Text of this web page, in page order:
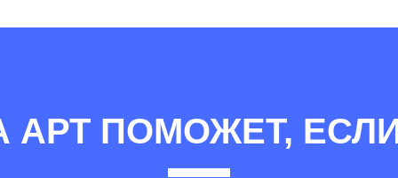
АРТ ПОМОЖЕТ,